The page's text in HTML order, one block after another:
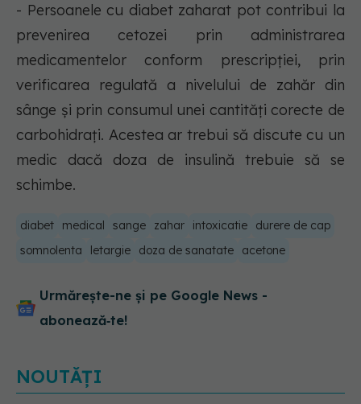
- Persoanele cu diabet zaharat pot contribui la
prevenirea cetozei prin administrarea
medicamentelor conform prescripției, prin
verificarea regulată a nivelului de zahăr din
sânge și prin consumul unei cantități corecte de
carbohidrați. Acestea ar trebui să discute cu un
medic dacă doza de insulină trebuie să se
schimbe.
diabet medical sange zahar intoxicatie
durere de cap
somnolenta
letargie doza de sanatate acetone
Urmărește-ne și pe Google News -
abonează‑te!
NOUTĂȚI